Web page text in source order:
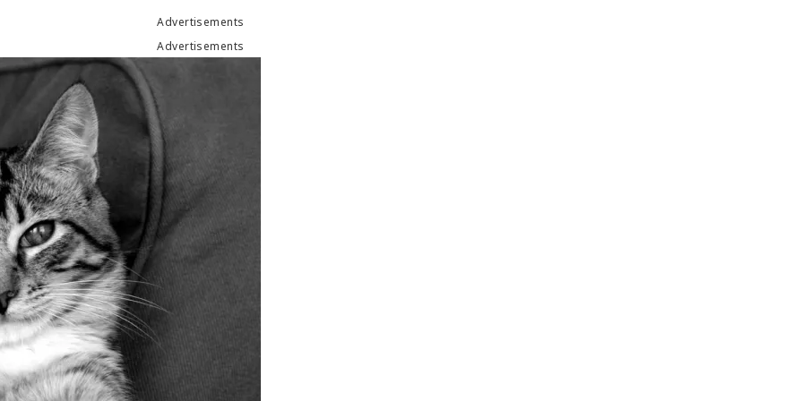
Advertisements
Advertisements